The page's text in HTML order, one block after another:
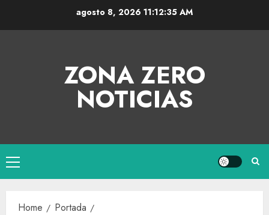
agosto 8, 2026 11:12:36 AM
ZONA ZERO
NOTICIAS
Home
Portada